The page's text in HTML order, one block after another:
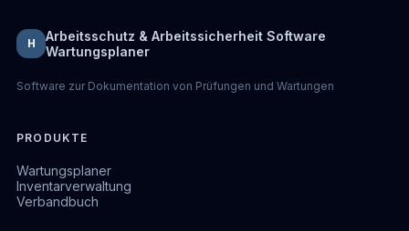
H
Arbeitsschutz & Arbeitssicherheit Software
Wartungsplaner
Software zur Dokumentation von Prüfungen und Wartungen
PRODUKTE
Wartungsplaner
Inventarverwaltung
Verbandbuch